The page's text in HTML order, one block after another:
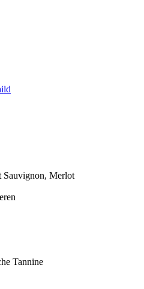
Sauvignon, Merlot
Tannine